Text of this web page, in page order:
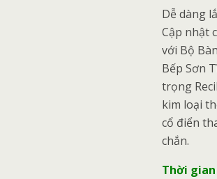
Dễ dàng
Cập nhật
với Bộ
Bếp Sơn
trọng
kim loại
cổ điển
chắn.
Thời